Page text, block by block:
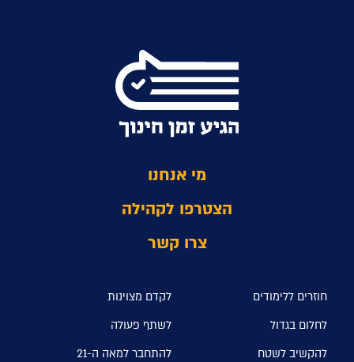
מי אנחנו
הצטרפו לקהילה
צרו קשר
חוזרים ללימודים
לקדם מצוינות
לחלום בגדול
לשתף פעולה
להקשיב לשטח
להתחבר למאה ה-21